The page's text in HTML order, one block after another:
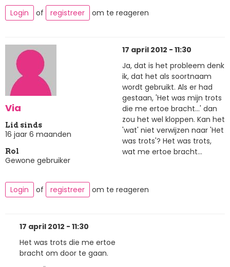
Login
of registreer om te reageren
Via
Lid sinds
16 jaar 6 maanden
Rol
Gewone gebruiker
17 april 2012 - 11:30
Ja, dat is het probleem denk
ik, dat het als soortnaam
wordt gebruikt. Als er had
gestaan, 'Het was mijn trots
die me ertoe bracht...' dan
zou het wel kloppen. Kan het
'wat' niet verwijzen naar 'Het
was trots'? Het was trots,
wat me ertoe bracht...
Login of registreer om te reageren
17 april 2012 - 11:30
Het was trots die me ertoe
bracht om door te gaan.